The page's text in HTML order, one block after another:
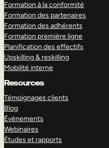
Formation à la conformité
Formation des partenaires
Formation des adhérents
Formation première ligne
Planification des effectifs
Upskilling & reskilling
Mobilité interne
Resources
Témoignages clients
Blog
Événements
Webinaires
Études et rapports